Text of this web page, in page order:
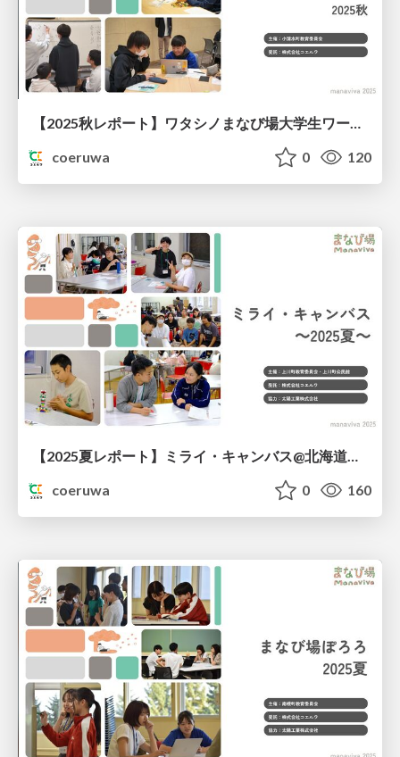
【2025秋レポート】ワタシノまなび場大学生ワークショップ@北海道小清水町
coeruwa
0 120
【2025夏レポート】ミライ・キャンバス@北海道上川町
coeruwa
0 160